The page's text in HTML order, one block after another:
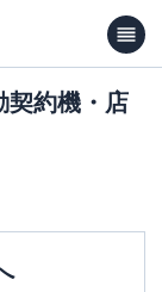
契約機・店